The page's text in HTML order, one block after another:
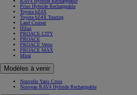
Prius Hybride Rechargeable
Toyota bZ4X
Toyota bZ4X Touring
Land Cruiser
Hilux
PROACE CITY
PROACE
PROACE Verso
PROACE MAX
Mirai
Modèles à venir
Nouvelle Yaris Cross
Nouveau RAV4 Hybride Rechargeable